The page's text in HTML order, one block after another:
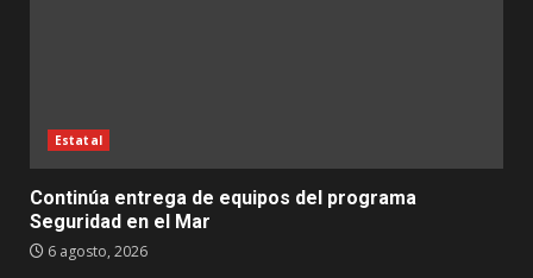
Estatal
Continúa entrega de equipos del programa
Seguridad en el Mar
6 agosto, 2026